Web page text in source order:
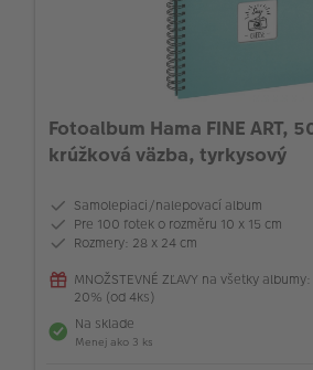
Fotoalbum Hama FINE ART,
krúžková väzba, tyrkysový
Samolepiaci/nalepovací album
Pre 100 fotek o rozměru 10 x 15 cm
Rozmery: 28 x 24 cm
MNOŽSTEVNÉ ZĽAVY na všetky
20% (od 4ks)
Na sklade
Menej ako 3 ks